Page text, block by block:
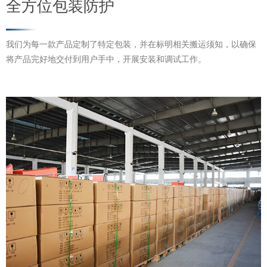
全方位包装防护
我们为每一款产品定制了特定包装，并在标明相关搬运须知，以确保
将产品完好地交付到用户手中，开展安装和调试工作。